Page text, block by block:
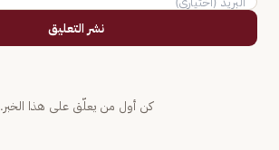
نشر التعليق
كن أول من يعلّق على هذا الخبر.